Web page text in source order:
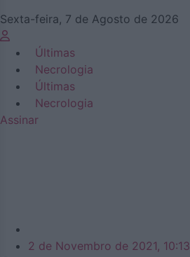
Sexta-feira, 7 de Agosto de 2026
Últimas
Necrologia
Últimas
Necrologia
Assinar
2 de Novembro de 2021, 10:13